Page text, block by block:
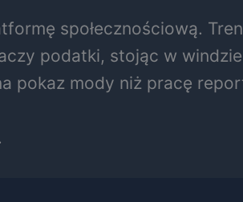
społecznościową.
podatki, stojąc w
pokaz mody niż pracę